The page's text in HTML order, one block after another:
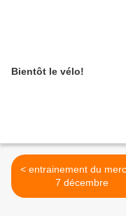
Bientôt le vélo!
< entrainement du mercredi
7 décembre